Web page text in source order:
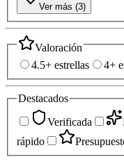
Ver más (3)
Valoración
4.5+ estrellas
4+
Destacados
Verificada
rápido